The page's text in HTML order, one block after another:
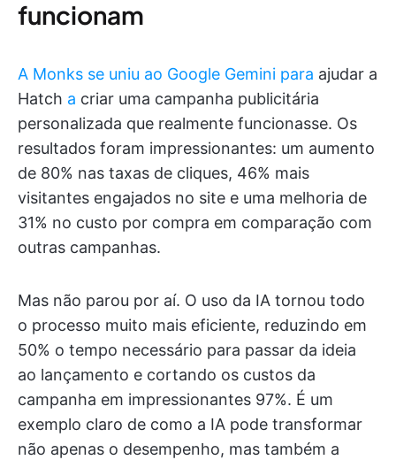
funcionam
A Monks se uniu ao Google Gemini para ajudar a
Hatch a criar uma campanha publicitária
personalizada que realmente funcionasse. Os
resultados foram impressionantes: um aumento
de 80% nas taxas de cliques, 46% mais
visitantes engajados no site e uma melhoria de
31% no custo por compra em comparação com
outras campanhas.
Mas não parou por aí. O uso da IA tornou todo
o processo muito mais eficiente, reduzindo em
50% o tempo necessário para passar da ideia
ao lançamento e cortando os custos da
campanha em impressionantes 97%. É um
exemplo claro de como a IA pode transformar
não apenas o desempenho, mas também a